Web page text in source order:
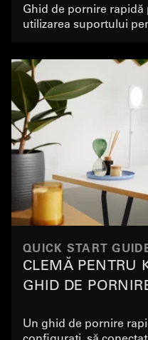
Ghid de pornire
utilizarea suportului
QUICK START
CLEMĂ PENTRU
GHID DE
Un ghid de pornire